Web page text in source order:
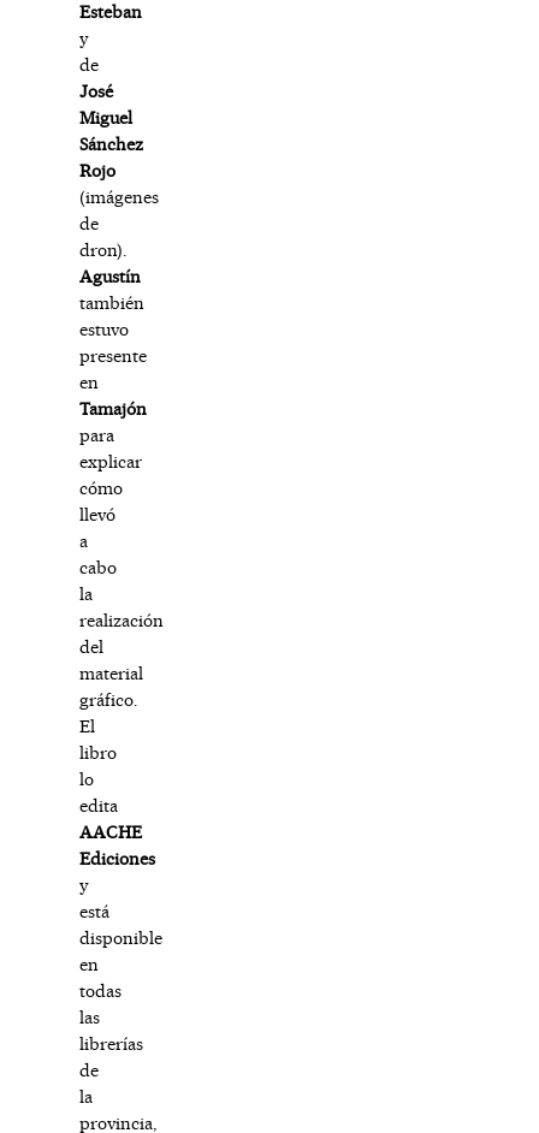
Esteban
y
de
José
Miguel
Sánchez
Rojo
(imágenes
de
dron).
Agustín
también
estuvo
presente
en
Tamajón
para
explicar
cómo
llevó
a
cabo
la
realización
del
material
gráfico.
El
libro
lo
edita
AACHE
Ediciones
y
está
disponible
en
todas
las
librerías
de
la
provincia,